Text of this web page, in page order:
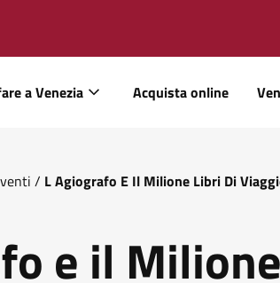
a Venezia Acquista online
/ L Agiografo E Il Milione Libri Di
e il